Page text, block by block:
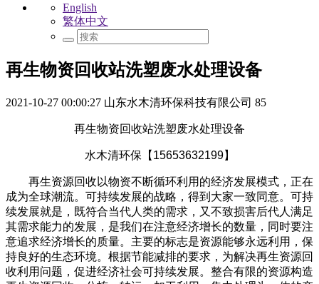
English
繁体中文
再生物资回收站洗塑废水处理设备
2021-10-27 00:00:27 山东水木清环保科技有限公司 85
再生物资回收站洗塑废水处理设备
水木清环保【15653632199】
再生资源回收以物资不断循环利用的经济发展模式，正在
成为全球潮流。可持续发展的战略，得到大家一致同意。可持
续发展就是，既符合当代人类的需求，又不致损害后代人满足
其需求能力的发展，是我们在注意经济增长的数量，同时要注
意追求经济增长的质量。主要的标志是资源能够永远利用，保
持良好的生态环境。根据节能减排的要求，为解决再生资源回
收利用问题，促进经济社会可持续发展。整合有限的资源构造